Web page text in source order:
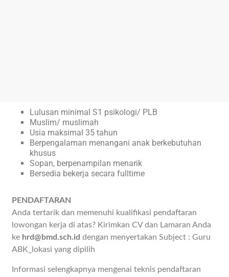
Lulusan minimal S1 psikologi/ PLB
Muslim/ muslimah
Usia maksimal 35 tahun
Berpengalaman menangani anak berkebutuhan
khusus
Sopan, berpenampilan menarik
Bersedia bekerja secara fulltime
PENDAFTARAN
Anda tertarik dan memenuhi kualifikasi pendaftaran
lowongan kerja di atas? Kirimkan CV dan Lamaran Anda
ke hrd@bmd.sch.iddengan menyertakan Subject : Guru
ABK_lokasi yang dipilih
Informasi selengkapnya mengenai teknis pendaftaran